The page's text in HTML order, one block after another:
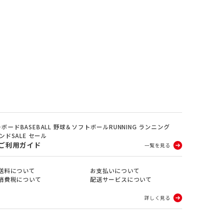
ードBASEBALL 野球＆ソフトボールRUNNING ランニング
ドSALE セール
利用ガイド 一覧を見る
料について
お支払いについて
費税について
配送サービスについて
詳しく見る